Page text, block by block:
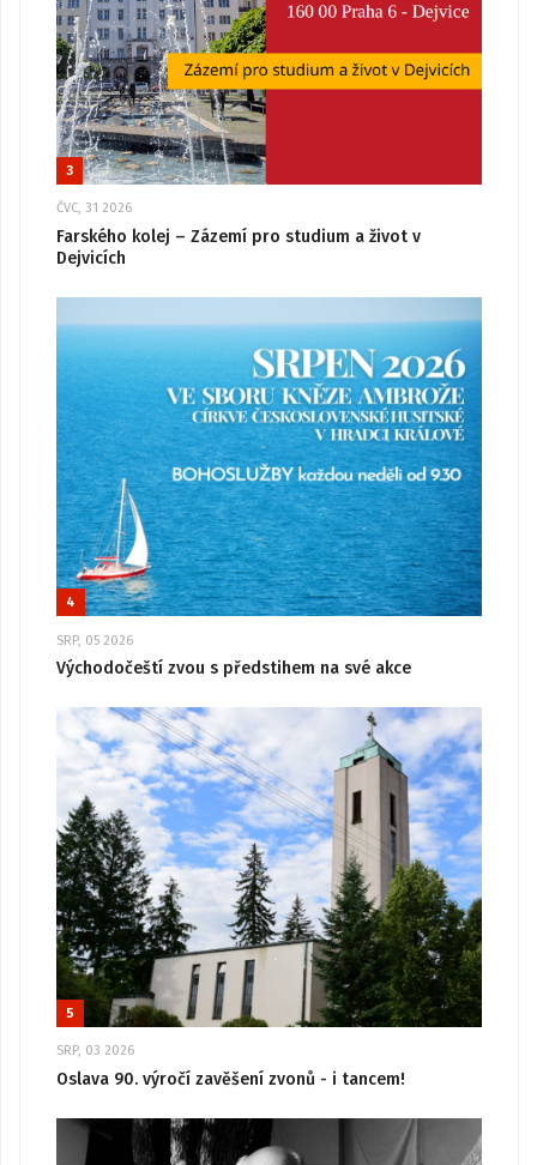
3
ČVC, 31 2026
Farského kolej – Zázemí pro studium a život v
Dejvicích
4
SRP, 05 2026
Východočeští zvou s předstihem na své akce
5
SRP, 03 2026
Oslava 90. výročí zavěšení zvonů - i tancem!